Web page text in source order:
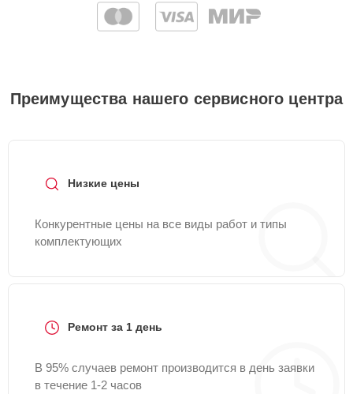
Преимущества нашего сервисного центра
Низкие цены
Конкурентные цены на все виды работ и типы
комплектующих
Ремонт за 1 день
В 95% случаев ремонт производится в день заявки
в течение 1-2 часов